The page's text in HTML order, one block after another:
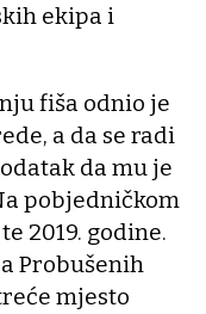
ekipa i
fiša odnio je
a da se radi
da mu je
pobjedničkom
2019. godine.
Probušenih
mjesto